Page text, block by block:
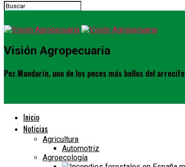
Visión Agropecuaria
Pez Mandarín, uno de los peces más bellos del arrecife
Inicio
Noticias
Agricultura
Automotriz
Agroecología